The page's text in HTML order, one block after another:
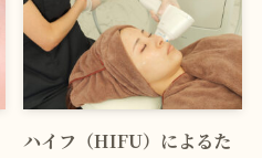
ハイフ（HIFU）によるた